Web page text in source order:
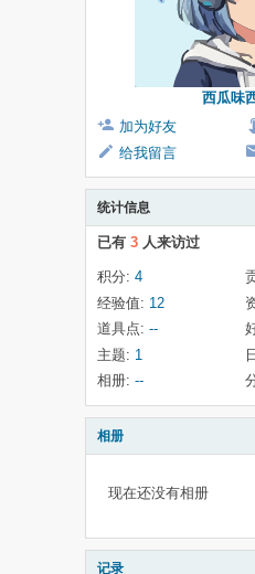
西瓜味
加为好友
给我留言
统计信息
已有 3 人来访过
积分: 4
经验值: 12
道具点: --
主题: 1
相册: --
相册
现在还没有相册
记录